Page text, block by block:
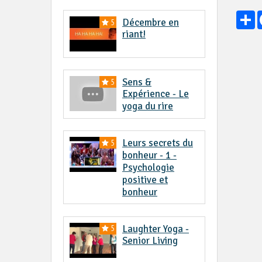
5
Décembre en
riant!
5
Sens &
Expérience - Le
yoga du rire
5
Leurs secrets du
bonheur - 1 -
Psychologie
positive et
bonheur
5
Laughter Yoga -
Senior Living